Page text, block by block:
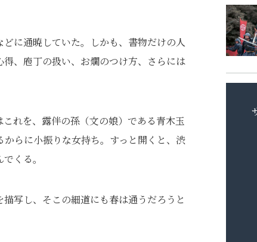
に通暁していた。しかも、書物だけの人
、庖丁の扱い、お燗のつけ方、さらには
れを、露伴の孫（文の娘）である青木玉
らに小振りな女持ち。すっと開くと、渋
くる。
写し、そこの細道にも春は通うだろうと